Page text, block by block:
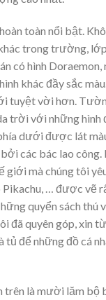
toàn nổi bật.
trong trường,
có hình Doraemon,
khác đầy sắc
tuyệt vời hơn.
trời với những hình
dưới được lát
các bác lao công.
giới mà chúng tôi
Pikachu, … được vẽ
quyển sách thú
đã quyên góp, xin
để những đồ cá
trên là mười lăm bộ